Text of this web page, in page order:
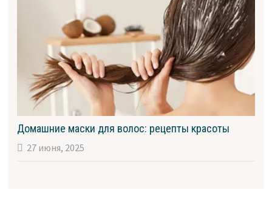
Домашние маски для волос: рецепты красоты
27 июня, 2025